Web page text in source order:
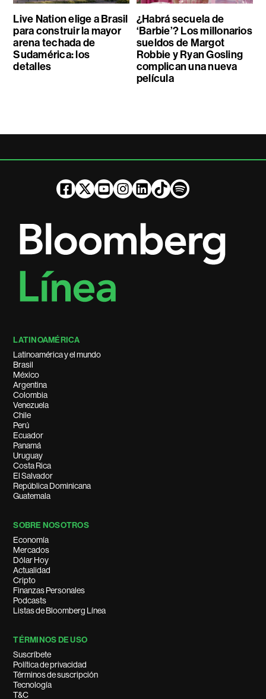
Live Nation elige a Brasil
para construir la mayor
arena techada de
Sudamérica: los
detalles
¿Habrá secuela de
‘Barbie’? Los millonarios
sueldos de Margot
Robbie y Ryan Gosling
complican una nueva
película
LATINOAMÉRICA
Latinoamérica y el mundo
Brasil
México
Argentina
Colombia
Venezuela
Chile
Perú
Ecuador
Panamá
Uruguay
Costa Rica
El Salvador
República Dominicana
Guatemala
SOBRE NOSOTROS
Economía
Mercados
Dólar Hoy
Actualidad
Cripto
Finanzas Personales
Podcasts
Listas de Bloomberg Línea
TÉRMINOS DE USO
Suscríbete
Política de privacidad
Términos de suscripción
Tecnología
T&C